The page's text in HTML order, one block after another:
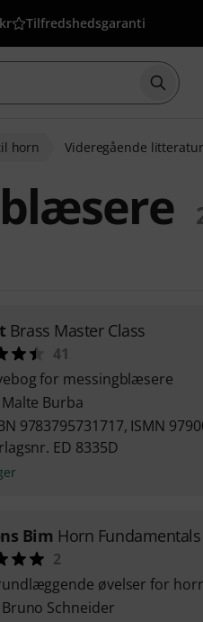
Tilfredshedsgaranti
Start
horn Videregående
Brass Master Class
41
for messingblæsere
Burba
9783795731717, ISMN
ED 8335D
Bim Horn Fundamentals
2
øvelser for
Schneider